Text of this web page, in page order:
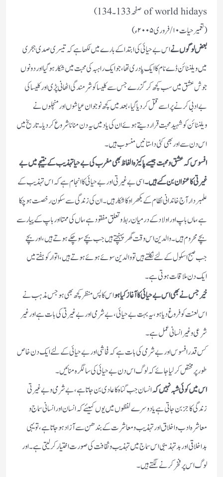
of world hidays صفحہ 133۔134)
(تعمیر حیات ۱۰/ فروری ۲۰۰۵ء)
بعض لوگوں نےاس بے حیائی کی ابتدا کے بارے میں لکھا ہے کہ تیسری صدی ہجری
میں ویلنٹائن ڈے نام کا ایک پادری تھا ،جو ایک راہبہ کی محبت میں شکار ہوگیا اور دونوں
جوش عشق میں سب کچھ کر گزرے جس سے کلیسا کو شرمندگی اٹھانی پڑی اور کلیسا کی
بے ادبی کرنے پر اسے قتل کر دیا گیا،بعد میں کچھ نوجوان عیاشوں اور منچلوں نے
ویلنٹائن کو شہید محبت قرار دیتے ہوئے ان کی یاد میں یہ دن منانا شروع کردیا ۔ تاریخ میں
اس دن سے اور بھی کئی داستانیں منسوب ہیں ۔
افسوس کہ عشق و محبت جیسے پاکیزہ الفاظ بھی مغرب کی بے حیا تہذیب کے نتیجے میں بے
غیرتی کا عنوان بن گئے ہیں ۔اسی بے غیرتی اور بے حیائی کا انجام ہے کہ اس تہذیب کے
علمبردار آج خاندانی نظام کے بکھراو کا شکار ہیں ۔ ان کی زندگی سے سکون رخصت ہوچکا
ہے ،ماں باپ اور اولاد کے درمیان ربط و تعلق مفقود ہے ،ماں کی ممتا اور باپ کے پیار سے
بچے محروم ہیں ۔ والدین اس وقت گھر پہنچتے ہیں جب بچے سو چکے ہوتے ہیں، اور بچے
جب صبح اسکول کے لئے نکلتے ہیں تو والدین سوئے ہوئے ہوتے ہیں، اتوار کو ہفتے میں
ایک دن ملاقات ہوتی ہے ۔
خیر جس نے بھی اس بے حیائی کا آغاز کیا ہواس کا پس منظر کچھ بھی ہو جس مذہب نے
اس لعنت کو فروغ دیا ہو، یہ بہت بے حیائی ،بے شرمی اور بے غیرتی کی بات ہے اور غیر
شرعی و غیر انسانی عمل ہے ۔
کس قدر افسوس اور بے شرمی کی بات ہے کہ فحاشی اور بے حیائی کے لئے ایک دن خاص
طور پر مختص کر لیا جائے کہ لوگ اس دن بے حیائی کی سالگرہ منائیں ۔
اس میں کوئی شبہ نہیں کہانسان جب گناہ کا عادی بن جاتا ہے،بے شرمی و بے غیرتی
زندگی کا جز بن جاتی ہے یا دوسرے لفظوں میں یوں کہیئے کہ انسان اور انسانی سماج و
معاشرہ ادب و اخلاق اور تہذیب و معاشرت کے بندھن سے آزاد ہوجاتا ہے ،تو یہی
بداخلاقی اور بد تہذیبی اس سماج میں تہذیب و ثقافت کی صورت اختیار کرلیتی ہے ۔ اور
لوگ اس پر فخر کرنے لگتے ہیں ۔